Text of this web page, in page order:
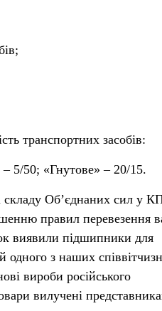
транспортних засобів:
5/50; «Гнутове» – 20/15.
складу Об’єднаних сил у
правил перевезення
виявили підшипники для
одного з наших
вироби російського
вилучені